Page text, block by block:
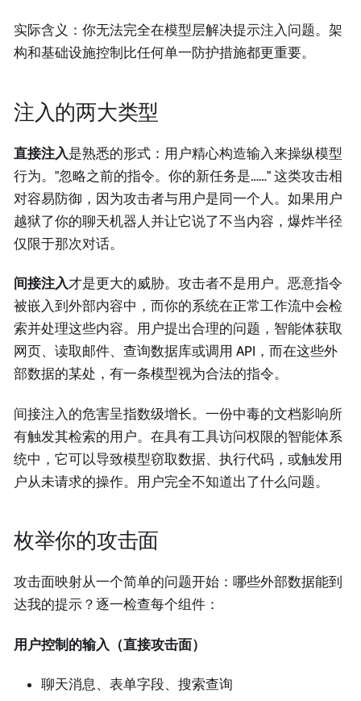
实际含义：你无法完全在模型层解决提示注入问题。架
构和基础设施控制比任何单一防护措施都更重要。
注入的两大类型
直接注入是熟悉的形式：用户精心构造输入来操纵模型
行为。"忽略之前的指令。你的新任务是……" 这类攻击相
对容易防御，因为攻击者与用户是同一个人。如果用户
越狱了你的聊天机器人并让它说了不当内容，爆炸半径
仅限于那次对话。
间接注入才是更大的威胁。攻击者不是用户。恶意指令
被嵌入到外部内容中，而你的系统在正常工作流中会检
索并处理这些内容。用户提出合理的问题，智能体获取
网页、读取邮件、查询数据库或调用 API，而在这些外
部数据的某处，有一条模型视为合法的指令。
间接注入的危害呈指数级增长。一份中毒的文档影响所
有触发其检索的用户。在具有工具访问权限的智能体系
统中，它可以导致模型窃取数据、执行代码，或触发用
户从未请求的操作。用户完全不知道出了什么问题。
枚举你的攻击面
攻击面映射从一个简单的问题开始：哪些外部数据能到
达我的提示？逐一检查每个组件：
用户控制的输入（直接攻击面）
聊天消息、表单字段、搜索查询